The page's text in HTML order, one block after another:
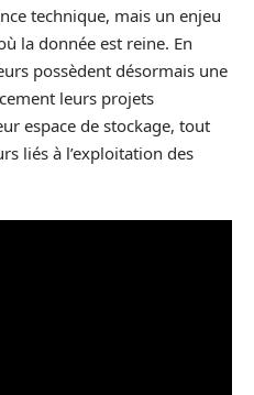
technique, mais un enjeu
la donnée est reine. En
possèdent désormais une
leurs projets
espace de stockage, tout
liés à l’exploitation des